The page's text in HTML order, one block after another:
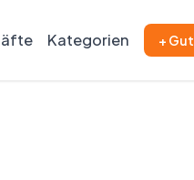
Kategorien +